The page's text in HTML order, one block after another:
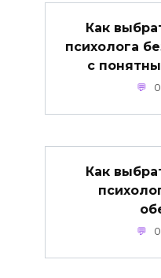
Как
психолога
с
0
Как
0